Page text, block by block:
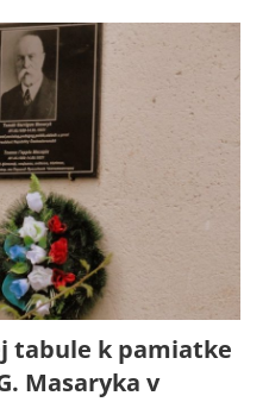
tabule k pamiatke
Masaryka v